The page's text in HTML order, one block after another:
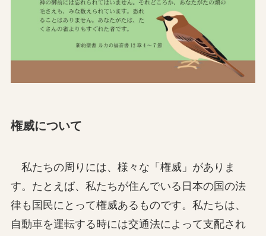
権威について
私たちの周りには、様々な「権威」がありま
す。たとえば、私たちが住んでいる日本の国の法
律も国民にとって権威あるものです。私たちは、
自動車を運転する時には交通法によって支配され